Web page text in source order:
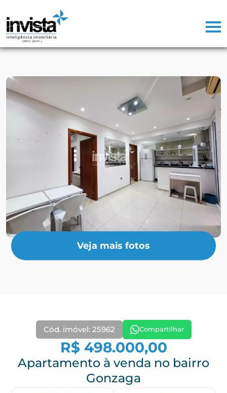
Veja mais fotos
Cód. imóvel: 25962 Compartilhar
R$ 498.000,00
Apartamento à venda no bairro
Gonzaga